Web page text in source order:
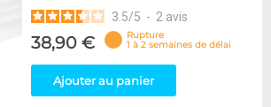
3.5/5 - 2 avis
38,90 €
Rupture
1 à 2 semaines de délai
Ajouter au panier